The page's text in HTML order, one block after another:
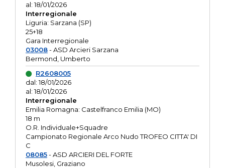
al: 18/01/2026
Interregionale
Liguria: Sarzana (SP)
25+18
Gara Interregionale
03008- ASD Arcieri Sarzana
Bermond, Umberto
R2608005
dal: 18/01/2026
al: 18/01/2026
Interregionale
Emilia Romagna: Castelfranco Emilia (MO)
18 m
O.R. Individuale+Squadre
Campionato Regionale Arco Nudo TROFEO CITTA' DI
C
08085- ASD ARCIERI DEL FORTE
Musolesi, Graziano